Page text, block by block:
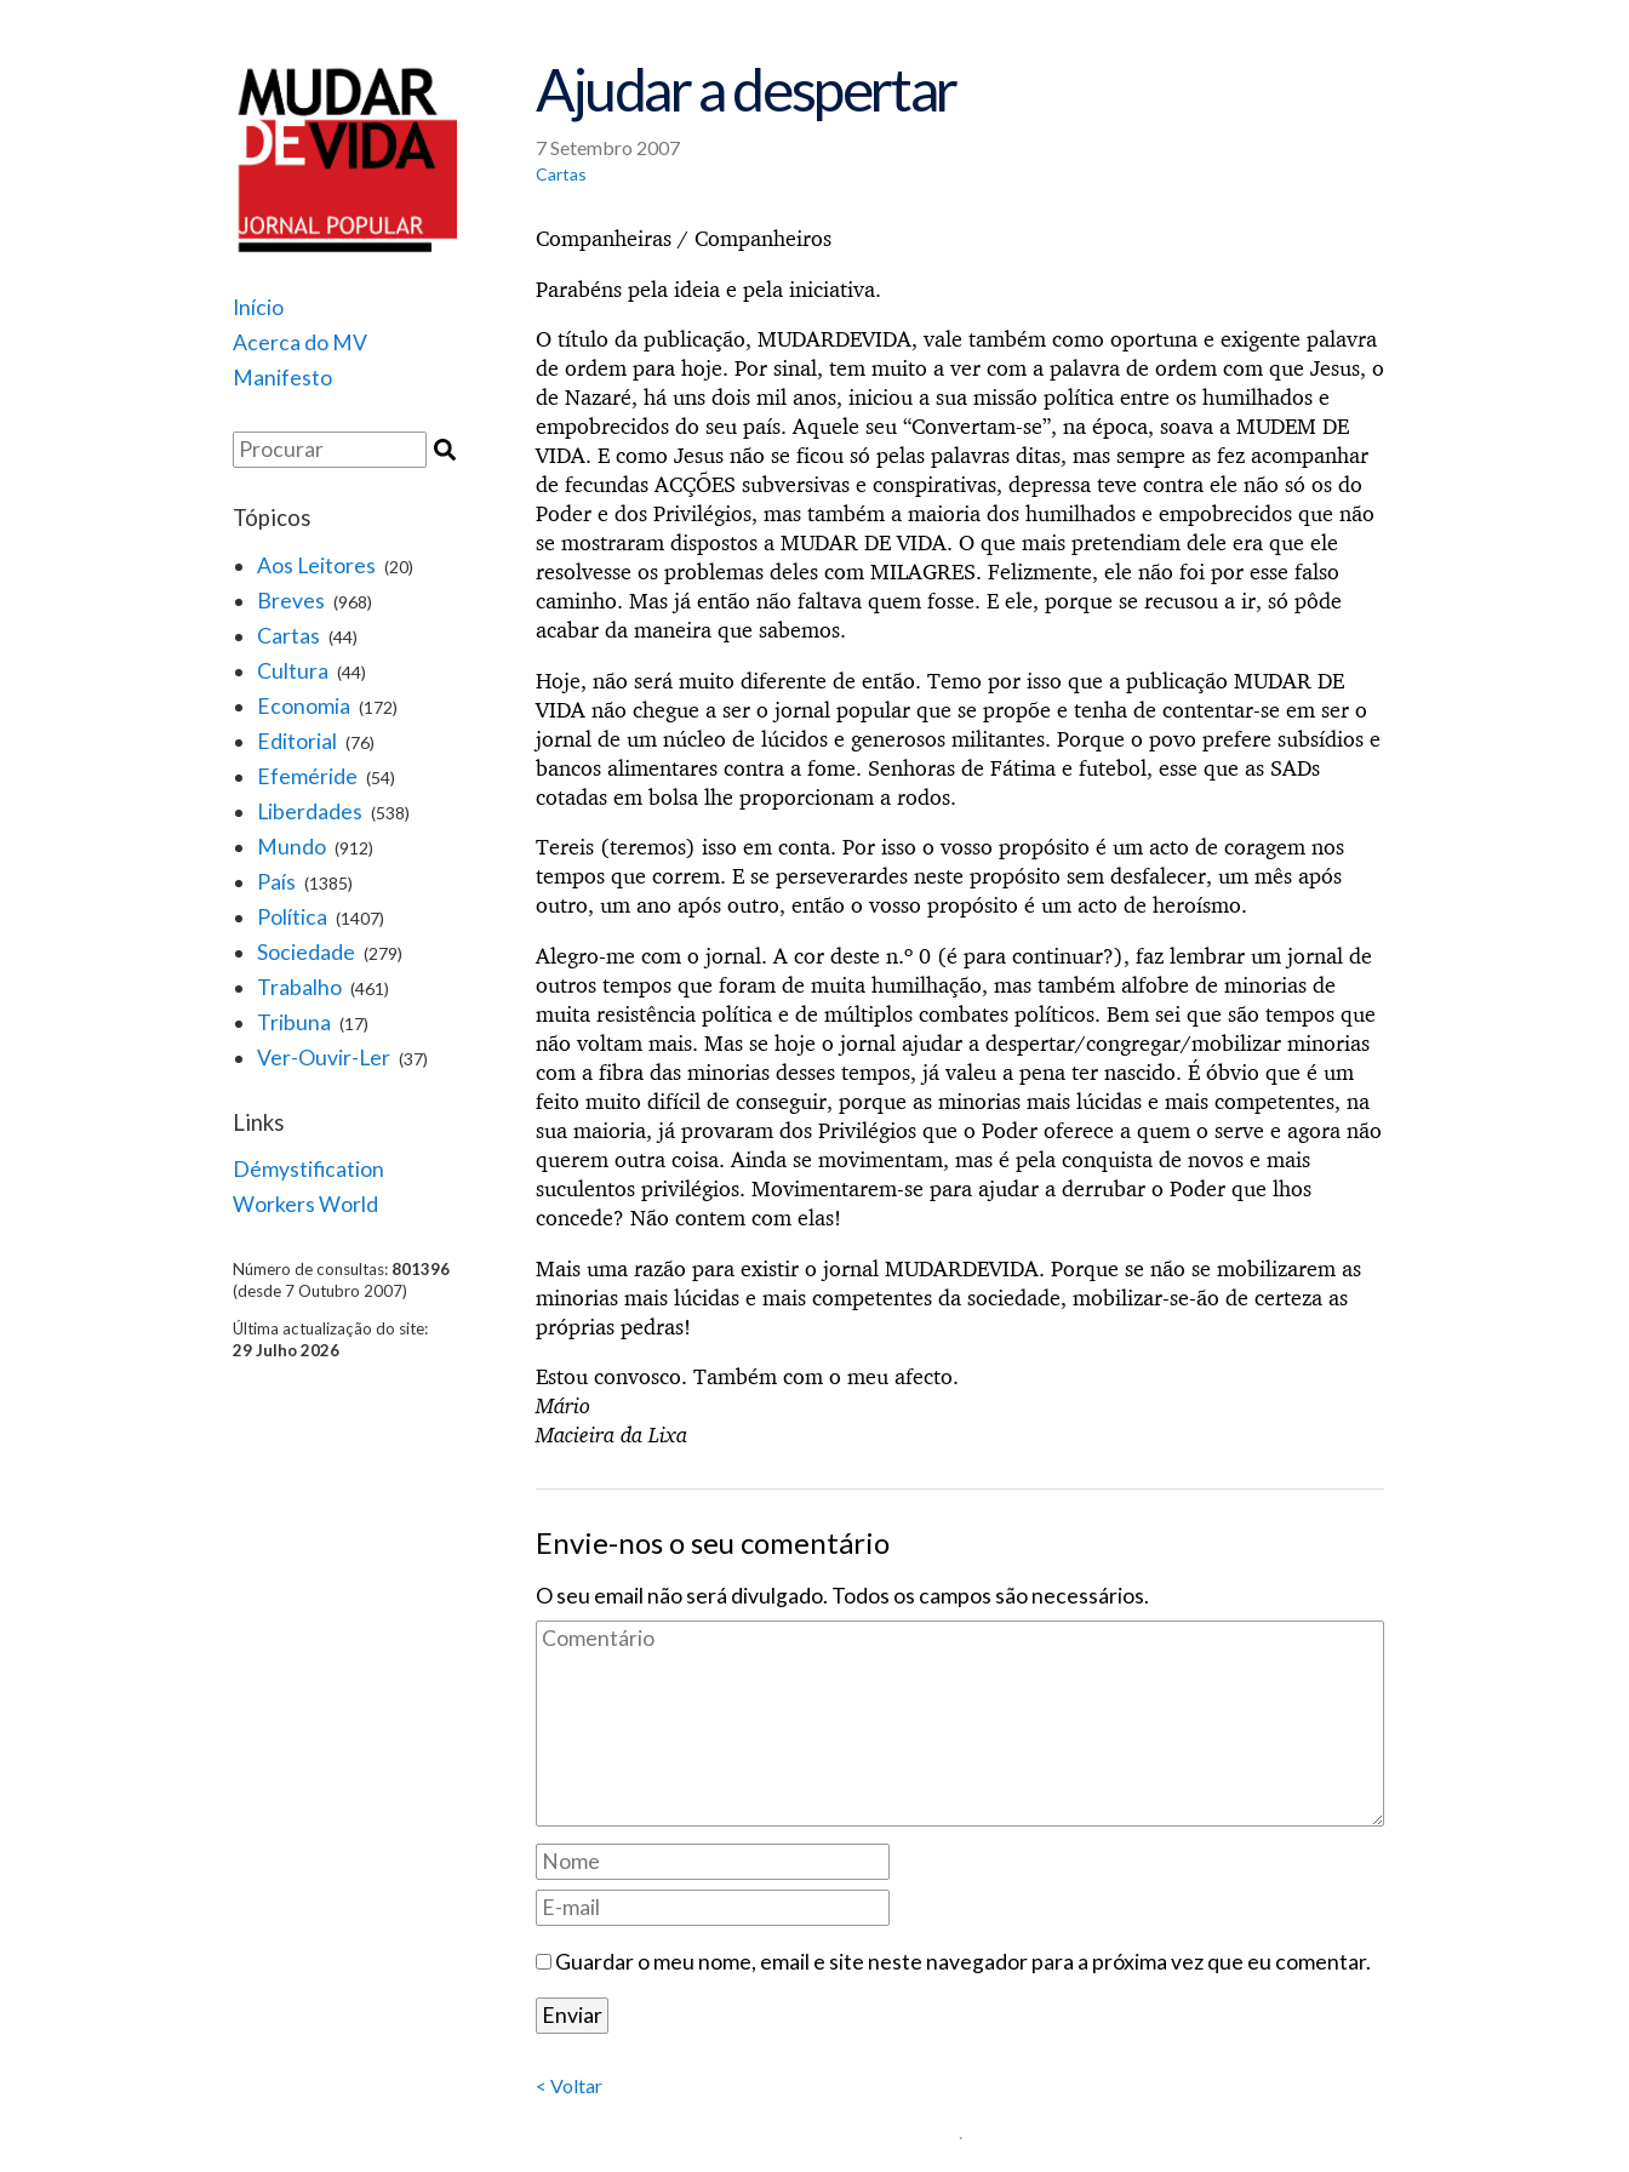
Início
Acerca do MV
Manifesto
Tópicos
Aos Leitores (20)
Breves (968)
Cartas (44)
Cultura (44)
Economia (172)
Editorial (76)
Efeméride (54)
Liberdades (538)
Mundo (912)
País (1385)
Política (1407)
Sociedade (279)
Trabalho (461)
Tribuna (17)
Ver-Ouvir-Ler (37)
Links
Démystification
Workers World
Número de consultas: 801396
(desde 7 Outubro 2007)
Última actualização do site:
29 Julho 2026
Ajudar a despertar
7 Setembro 2007
Cartas
Companheiras / Companheiros
Parabéns pela ideia e pela iniciativa.
O título da publicação, MUDARDEVIDA, vale também como oportuna e exigente palavra
de ordem para hoje. Por sinal, tem muito a ver com a palavra de ordem com que Jesus, o
de Nazaré, há uns dois mil anos, iniciou a sua missão política entre os humilhados e
empobrecidos do seu país. Aquele seu “Convertam-se”, na época, soava a MUDEM DE
VIDA. E como Jesus não se ficou só pelas palavras ditas, mas sempre as fez acompanhar
de fecundas ACÇÕES subversivas e conspirativas, depressa teve contra ele não só os do
Poder e dos Privilégios, mas também a maioria dos humilhados e empobrecidos que não
se mostraram dispostos a MUDAR DE VIDA. O que mais pretendiam dele era que ele
resolvesse os problemas deles com MILAGRES. Felizmente, ele não foi por esse falso
caminho. Mas já então não faltava quem fosse. E ele, porque se recusou a ir, só pôde
acabar da maneira que sabemos.
Hoje, não será muito diferente de então. Temo por isso que a publicação MUDAR DE
VIDA não chegue a ser o jornal popular que se propõe e tenha de contentar-se em ser o
jornal de um núcleo de lúcidos e generosos militantes. Porque o povo prefere subsídios e
bancos alimentares contra a fome. Senhoras de Fátima e futebol, esse que as SADs
cotadas em bolsa lhe proporcionam a rodos.
Tereis (teremos) isso em conta. Por isso o vosso propósito é um acto de coragem nos
tempos que correm. E se perseverardes neste propósito sem desfalecer, um mês após
outro, um ano após outro, então o vosso propósito é um acto de heroísmo.
Alegro-me com o jornal. A cor deste n.º 0 (é para continuar?), faz lembrar um jornal de
outros tempos que foram de muita humilhação, mas também alfobre de minorias de
muita resistência política e de múltiplos combates políticos. Bem sei que são tempos que
não voltam mais. Mas se hoje o jornal ajudar a despertar/congregar/mobilizar minorias
com a fibra das minorias desses tempos, já valeu a pena ter nascido. É óbvio que é um
feito muito difícil de conseguir, porque as minorias mais lúcidas e mais competentes, na
sua maioria, já provaram dos Privilégios que o Poder oferece a quem o serve e agora não
querem outra coisa. Ainda se movimentam, mas é pela conquista de novos e mais
suculentos privilégios. Movimentarem-se para ajudar a derrubar o Poder que lhos
concede? Não contem com elas!
Mais uma razão para existir o jornal MUDARDEVIDA. Porque se não se mobilizarem as
minorias mais lúcidas e mais competentes da sociedade, mobilizar-se-ão de certeza as
próprias pedras!
Estou convosco. Também com o meu afecto.
Mário
Macieira da Lixa
Envie-nos o seu comentário
O seu email não será divulgado. Todos os campos são necessários.
Guardar o meu nome, email e site neste navegador para a próxima vez que eu comentar.
< Voltar
.